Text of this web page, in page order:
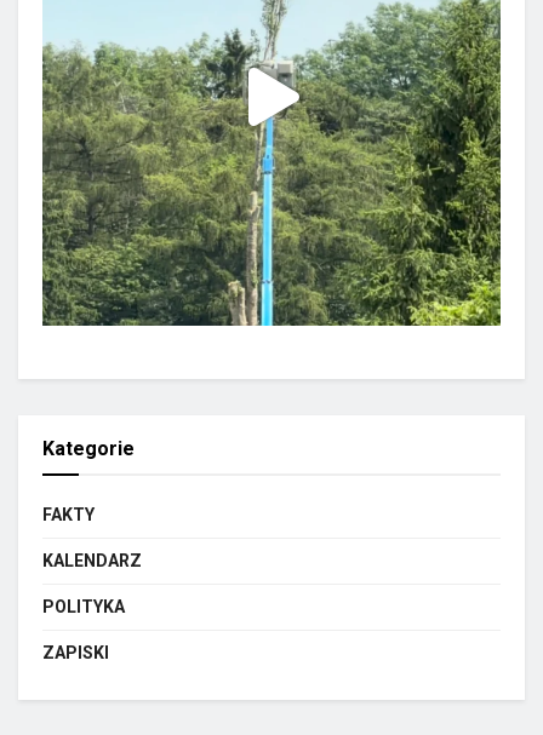
Kategorie
FAKTY
KALENDARZ
POLITYKA
ZAPISKI